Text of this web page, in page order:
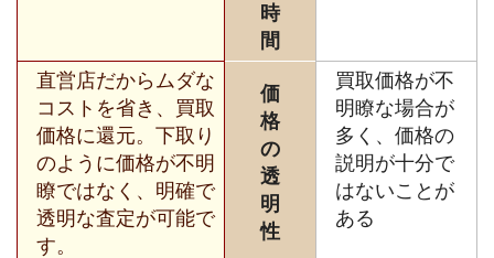
時
間
直営店だからムダな
コストを省き、買取
価格に還元。下取り
のように価格が不明
瞭ではなく、明確で
透明な査定が可能で
す。
価
格
の
透
明
性
買取価格が不
明瞭な場合が
多く、価格の
説明が十分で
はないことが
ある